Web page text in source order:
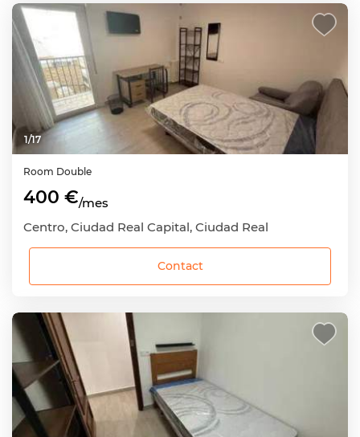
1/17
Room Double
400 €/mes
Centro, Ciudad Real Capital, Ciudad Real
Contact